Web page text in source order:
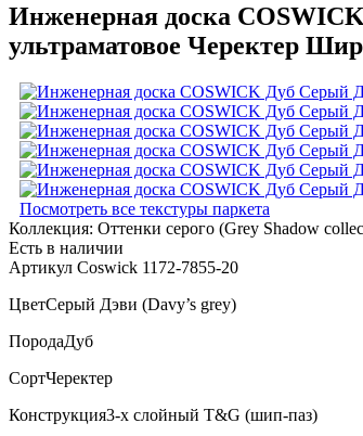
Инженерная доска
ультраматовое Черектер
Посмотреть все текстуры паркета
Коллекция: Оттенки серого (Grеy Shadow
Есть в наличии
Артикул Coswick 1172-7855-20
ЦветСерый Дэви (Davy’s grey)
ПородаДуб
СортЧеректер
Конструкция3-х слойный T&G (шип-паз)